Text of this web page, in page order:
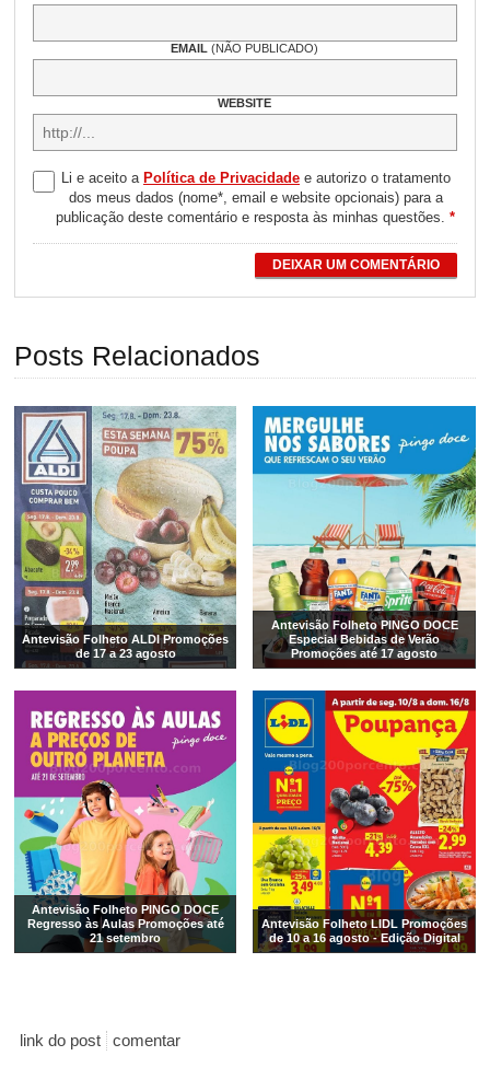
EMAIL(NÃO PUBLICADO)
WEBSITE
Li e aceito a Política de Privacidadee autorizo o tratamento
dos meus dados (nome*, email e website opcionais) para a
publicação deste comentário e resposta às minhas questões.*
DEIXAR UM COMENTÁRIO
Posts Relacionados
Antevisão Folheto ALDI Promoções
de 17 a 23 agosto
Antevisão Folheto PINGO DOCE
Especial Bebidas de Verão
Promoções até 17 agosto
Antevisão Folheto PINGO DOCE
Regresso às Aulas Promoções até
21 setembro
Antevisão Folheto LIDL Promoções
de 10 a 16 agosto - Edição Digital
link do post comentar